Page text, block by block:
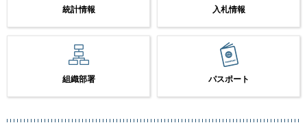
統計情報 入札情報
組織部署 パスポート